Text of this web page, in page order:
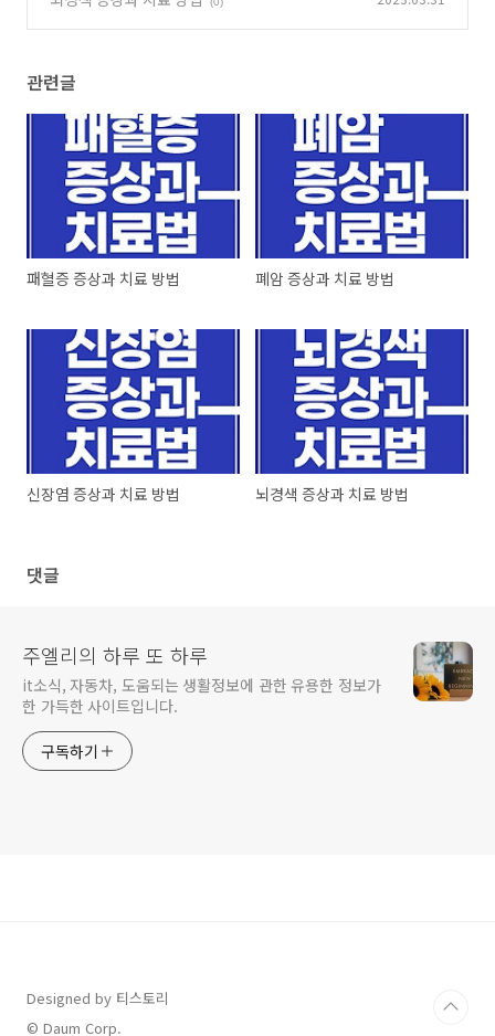
관련글
패혈증 증상과 치료 방법 폐암 증상과 치료 방법
신장염 증상과 치료 방법 뇌경색 증상과 치료 방법
댓글
주엘리의 하루 또 하루
it소식, 자동차, 도움되는 생활정보에 관한 유용한 정보가
한 가득한 사이트입니다.
구독하기
Designed by 티스토리
© Daum Corp.